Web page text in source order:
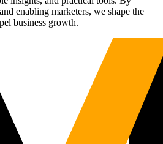
enabling marketers, we shape the
business growth.